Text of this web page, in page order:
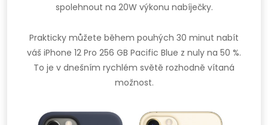
spolehnout na 20W výkonu nabíječky.
Prakticky můžete během pouhých 30 minut nabít
váš iPhone 12 Pro 256 GB Pacific Blue z nuly na 50 %.
To je v dnešním rychlém světě rozhodně vítaná
možnost.